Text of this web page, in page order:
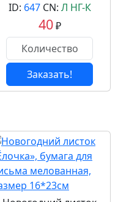
ID: 647CN: Л НГ-К
40₽
Заказать!